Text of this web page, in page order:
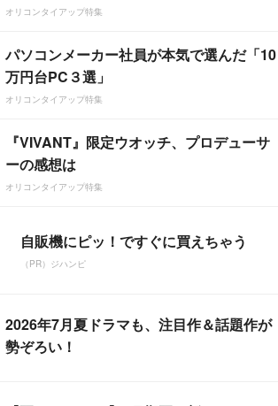
オリコンタイアップ特集
パソコンメーカー社員が本気で選んだ「10
万円台PC３選」
オリコンタイアップ特集
『VIVANT』限定ウオッチ、プロデューサ
ーの感想は
オリコンタイアップ特集
自販機にピッ！ですぐに買えちゃう
（PR）ジハンピ
2026年7月夏ドラマも、注目作＆話題作が
勢ぞろい！